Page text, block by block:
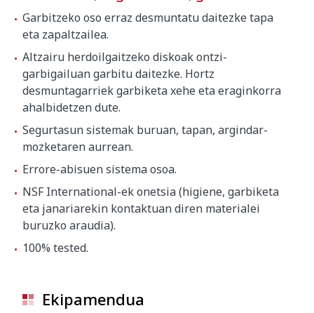
Garbitzeko oso erraz desmuntatu daitezke tapa
eta zapaltzailea.
Altzairu herdoilgaitzeko diskoak ontzi-
garbigailuan garbitu daitezke. Hortz
desmuntagarriek garbiketa xehe eta eraginkorra
ahalbidetzen dute.
Segurtasun sistemak buruan, tapan, argindar-
mozketaren aurrean.
Errore-abisuen sistema osoa.
NSF International-ek onetsia (higiene, garbiketa
eta janariarekin kontaktuan diren materialei
buruzko araudia).
100% tested.
Ekipamendua